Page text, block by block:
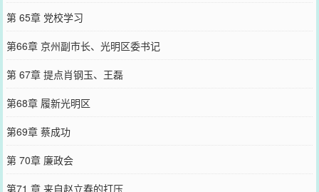
第 65章 党校学习
第66章 京州副市长、光明区委书记
第 67章 提点肖钢玉、王磊
第68章 履新光明区
第69章 蔡成功
第 70章 廉政会
第71 章 来自赵立春的打压